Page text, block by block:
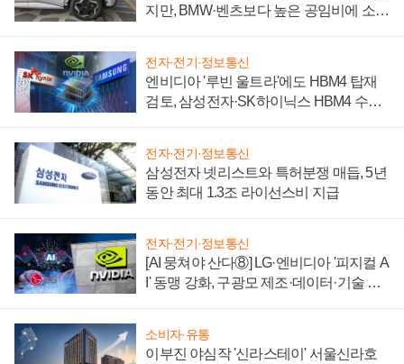
지만, BMW·벤츠보다 높은 공임비에 소비
전자·전기·정보통신
엔비디아 '루빈 울트라'에도 HBM4 탑재
검토, 삼성전자·SK하이닉스 HBM4 수율
전자·전기·정보통신
삼성전자 넷리스트와 특허분쟁 매듭, 5년
동안 최대 1.3조 라이선스비 지급
전자·전기·정보통신
[AI 뭉쳐야 산다⑧] LG·엔비디아 '피지컬 A
I' 동맹 강화, 구광모 제조·데이터·기술 결
소비자·유통
이부진 야심작 '신라스테이' 서울신라호